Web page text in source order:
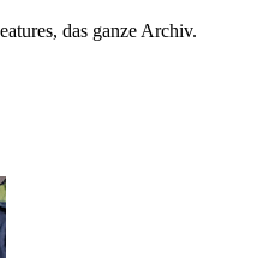
das ganze Archiv.